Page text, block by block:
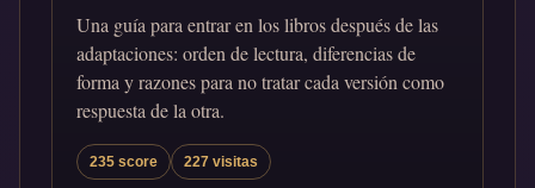
Una guía para entrar en los libros después de las
adaptaciones: orden de lectura, diferencias de
forma y razones para no tratar cada versión como
respuesta de la otra.
235 score 227 visitas